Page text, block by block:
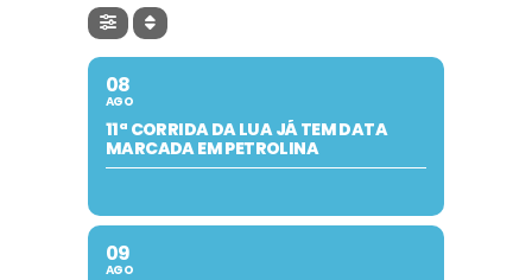
08
AGO
11ª CORRIDA DA LUA JÁ TEM DATA
MARCADA EM PETROLINA
09
AGO